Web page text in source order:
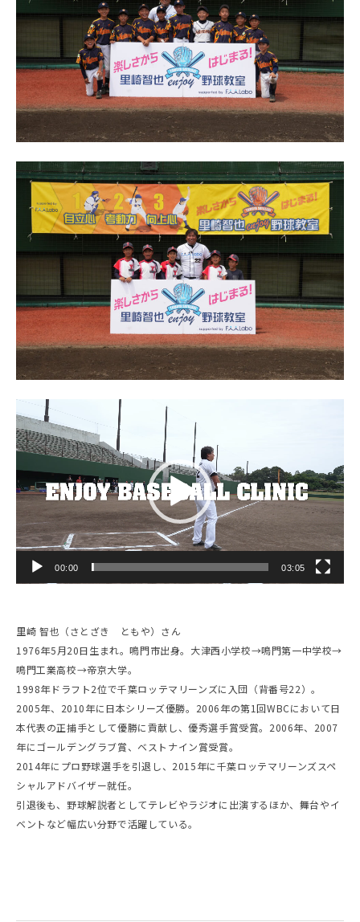
動
プ
レ
ー
ヤ
ー
00:00 03:05
里崎 智也（さとざき ともや）さん
1976年5月20日生まれ。鳴門市出身。大津西小学校→鳴門第一中学校→
鳴門工業高校→帝京大学。
1998年ドラフト2位で千葉ロッテマリーンズに入団（背番号22）。
2005年、2010年に日本シリーズ優勝。2006年の第1回WBCにおいて日
本代表の正捕手として優勝に貢献し、優秀選手賞受賞。2006年、2007
年にゴールデングラブ賞、ベストナイン賞受賞。
2014年にプロ野球選手を引退し、2015年に千葉ロッテマリーンズスペ
シャルアドバイザー就任。
引退後も、野球解説者としてテレビやラジオに出演するほか、舞台やイ
ベントなど幅広い分野で活躍している。